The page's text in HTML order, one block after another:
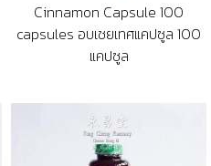
Cinnamon Capsule 100
capsules อบเชยเทศแคปซูล 100
แคปซูล